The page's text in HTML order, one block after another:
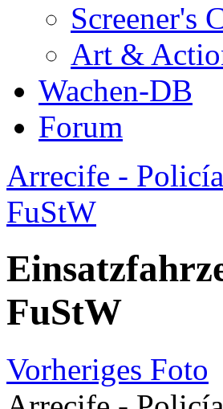
Screener's
Art &
Wachen-DB
Forum
Arrecife -
FuStW
FuStW
Vorheriges Foto